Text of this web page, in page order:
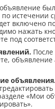
по истечении
включено
нажать
под
объявление
объявления.
«Мои